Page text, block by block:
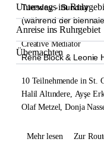
Unterwegs im
Anreise ins Ruhrgebiet
Übernachten
Tuesday - Sunday
(während der
Creative Mediator
René Block & Leonie
10 Teilnehmende in St.
Halil Altındere, Ayşe
Olaf Metzel,Donja
Mehr lesen Zur